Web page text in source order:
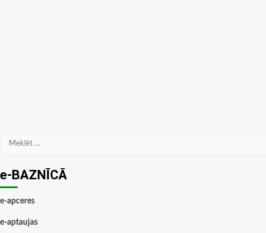
Meklēt:
e-BAZNĪCĀ
e-apceres
e-aptaujas